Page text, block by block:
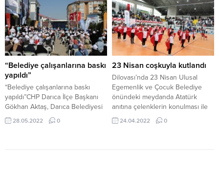
gelen eski 8 milletvekili Kazım
Dinç, İsmail Kalkandelen, Cumali
Durmuş, Hikmet Erenkaya, Kemal
Köse, İbrahim Artvinli, Halil Çalık
ve Sefer Ekşi bu kez de Hikmet
Erenkaya’nın...
Her hafta Cuma günleri öğleden
önce ve öğleden sonra iki sefer
olarak düzenlenen otobüs
seferleri hafta içi çalışan ve hafta
sonu da mezarlık ziyareti yapmak
isteyen vatandaşların isteği
üzerine Pazar günleri de...
“Belediye çalışanlarına baskı
yapıldı”
“Belediye çalışanlarına baskı
yapıldı”CHP Darıca İlçe Başkanı
Gökhan Aktaş, Darıca Belediyesi
çalışanlarının zorla törene
katılmaları yönünde talimat
28.05.2022 0
23 Nisan coşkuyla kutlandı
Dilovası’nda 23 Nisan Ulusal
Egemenlik ve Çocuk Belediye
önündeki meydanda Atatürk
anıtına çelenklerin konulması ile
başladı. Kutlama etkinlikleri daha
sonra Polisan Spor Salonu’nda
24.04.2022 0